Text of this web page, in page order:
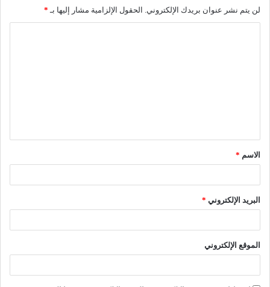
لن يتم نشر عنوان بريدك الإلكتروني. الحقول الإلزامية مشار إليها بـ *
ق
*الاسم *
البريد الإلكتروني *
الموقع الإلكتروني